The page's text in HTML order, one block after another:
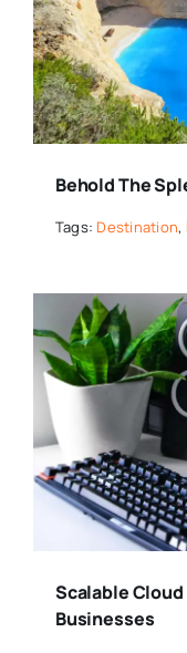
Behold The
Tags: Destination,
Scalable
Businesses